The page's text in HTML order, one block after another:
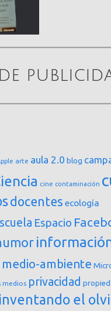
arte aula 2.0 blog
cine contaminación
docentes ecología
Espacio
medio-ambiente
medios privacidad
el